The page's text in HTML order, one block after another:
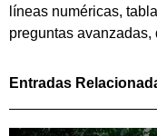
líneas numéricas,
preguntas avanzadas,
Entradas